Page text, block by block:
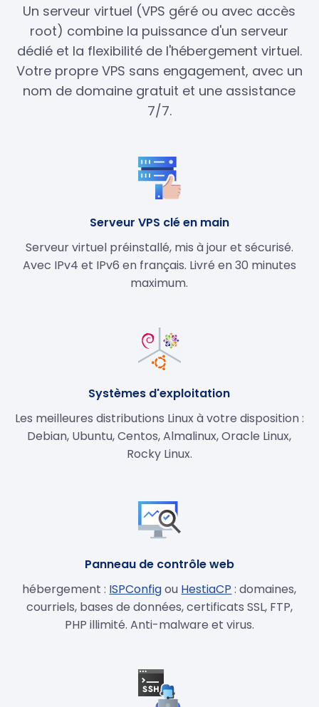
Un serveur virtuel (VPS géré ou avec accès
root) combine la puissance d'un serveur
dédié et la flexibilité de l'hébergement virtuel.
Votre propre VPS sans engagement, avec un
nom de domaine gratuit et une assistance
7/7.
Serveur VPS clé en main
Serveur virtuel préinstallé, mis à jour et sécurisé.
Avec IPv4 et IPv6 en français. Livré en 30 minutes
maximum.
Systèmes d'exploitation
Les meilleures distributions Linux à votre disposition :
Debian, Ubuntu, Centos, Almalinux, Oracle Linux,
Rocky Linux.
Panneau de contrôle web
hébergement : ISPConfigou HestiaCP : domaines,
courriels, bases de données, certificats SSL, FTP,
PHP illimité. Anti-malware et virus.